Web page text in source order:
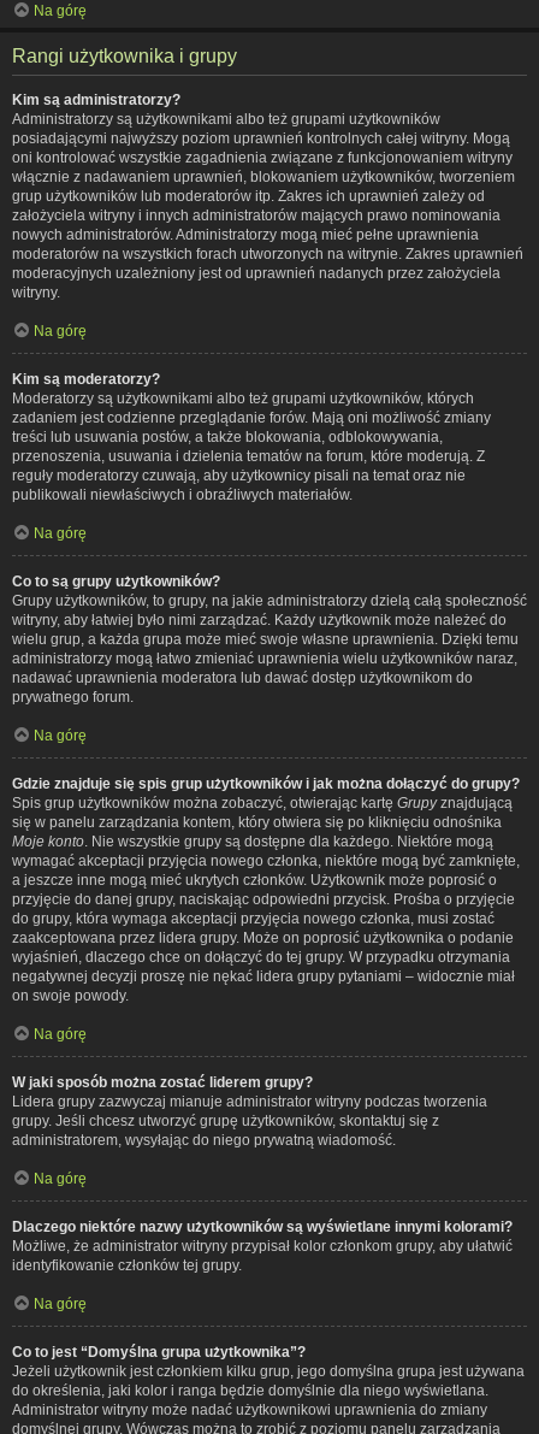
Na górę
Rangi użytkownika i grupy
Kim są administratorzy?
Administratorzy są użytkownikami albo też grupami użytkowników
posiadającymi najwyższy poziom uprawnień kontrolnych całej witryny. Mogą
oni kontrolować wszystkie zagadnienia związane z funkcjonowaniem witryny
włącznie z nadawaniem uprawnień, blokowaniem użytkowników, tworzeniem
grup użytkowników lub moderatorów itp. Zakres ich uprawnień zależy od
założyciela witryny i innych administratorów mających prawo nominowania
nowych administratorów. Administratorzy mogą mieć pełne uprawnienia
moderatorów na wszystkich forach utworzonych na witrynie. Zakres uprawnień
moderacyjnych uzależniony jest od uprawnień nadanych przez założyciela
witryny.
Na górę
Kim są moderatorzy?
Moderatorzy są użytkownikami albo też grupami użytkowników, których
zadaniem jest codzienne przeglądanie forów. Mają oni możliwość zmiany
treści lub usuwania postów, a także blokowania, odblokowywania,
przenoszenia, usuwania i dzielenia tematów na forum, które moderują. Z
reguły moderatorzy czuwają, aby użytkownicy pisali na temat oraz nie
publikowali niewłaściwych i obraźliwych materiałów.
Na górę
Co to są grupy użytkowników?
Grupy użytkowników, to grupy, na jakie administratorzy dzielą całą społeczność
witryny, aby łatwiej było nimi zarządzać. Każdy użytkownik może należeć do
wielu grup, a każda grupa może mieć swoje własne uprawnienia. Dzięki temu
administratorzy mogą łatwo zmieniać uprawnienia wielu użytkowników naraz,
nadawać uprawnienia moderatora lub dawać dostęp użytkownikom do
prywatnego forum.
Na górę
Gdzie znajduje się spis grup użytkowników i jak można dołączyć do grupy?
Spis grup użytkowników można zobaczyć, otwierając kartę Grupyznajdującą
się w panelu zarządzania kontem, który otwiera się po kliknięciu odnośnika
Moje konto . Nie wszystkie grupy są dostępne dla każdego. Niektóre mogą
wymagać akceptacji przyjęcia nowego członka, niektóre mogą być zamknięte,
a jeszcze inne mogą mieć ukrytych członków. Użytkownik może poprosić o
przyjęcie do danej grupy, naciskając odpowiedni przycisk. Prośba o przyjęcie
do grupy, która wymaga akceptacji przyjęcia nowego członka, musi zostać
zaakceptowana przez lidera grupy. Może on poprosić użytkownika o podanie
wyjaśnień, dlaczego chce on dołączyć do tej grupy. W przypadku otrzymania
negatywnej decyzji proszę nie nękać lidera grupy pytaniami – widocznie miał
on swoje powody.
Na górę
W jaki sposób można zostać liderem grupy?
Lidera grupy zazwyczaj mianuje administrator witryny podczas tworzenia
grupy. Jeśli chcesz utworzyć grupę użytkowników, skontaktuj się z
administratorem, wysyłając do niego prywatną wiadomość.
Na górę
Dlaczego niektóre nazwy użytkowników są wyświetlane innymi kolorami?
Możliwe, że administrator witryny przypisał kolor członkom grupy, aby ułatwić
identyfikowanie członków tej grupy.
Na górę
Co to jest “Domyślna grupa użytkownika”?
Jeżeli użytkownik jest członkiem kilku grup, jego domyślna grupa jest używana
do określenia, jaki kolor i ranga będzie domyślnie dla niego wyświetlana.
Administrator witryny może nadać użytkownikowi uprawnienia do zmiany
domyślnej grupy. Wówczas można to zrobić z poziomu panelu zarządzania